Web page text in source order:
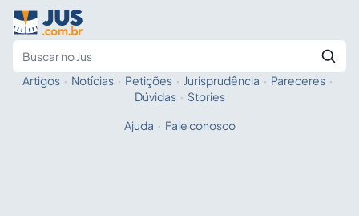
Fale com a IA
Artigos · Notícias · Petições · Jurisprudência · Pareceres ·
Dúvidas · Stories
Ajuda · Fale conosco